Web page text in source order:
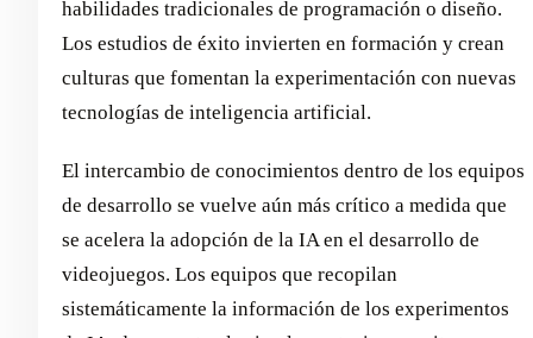
habilidades tradicionales de programación o diseño.
Los estudios de éxito invierten en formación y crean
culturas que fomentan la experimentación con nuevas
tecnologías de inteligencia artificial.
El intercambio de conocimientos dentro de los equipos
de desarrollo se vuelve aún más crítico a medida que
se acelera la adopción de la IA en el desarrollo de
videojuegos. Los equipos que recopilan
sistemáticamente la información de los experimentos